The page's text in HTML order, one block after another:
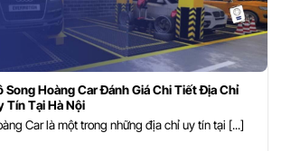
Song Hoàng Car Đánh Giá Chi Tiết Địa Chỉ
Tín Tại Hà Nội
Car là một trong những địa chỉ uy tín tại [...]